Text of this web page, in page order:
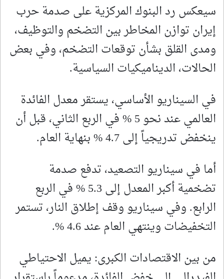
سيعكس رد البنوك المركزية على صدمة حرب
إيران توازن المخاطر بين التضخم والتوظيف،
ومدى القلق بشأن توقعات التضخم، وفي بعض
الحالات، الديناميكيات السياسية.
في السيناريو الأساسي، يستقر معدل الفائدة
العالمي عند نحو 5 % في الربع الثاني، قبل أن
ينخفض تدريجياً إلى 4.7 % بنهاية العام.
أما في سيناريو التصعيد، تدفع صدمة
تضخمية أكبر المعدل إلى 5.3 % في الربع
الرابع. وفي سيناريو وقف إطلاق النار، تستمر
التخفيضات وينتهي العام عند 4.6 %.
من بين الاقتصادات الكبرى: يميل الاحتياطي